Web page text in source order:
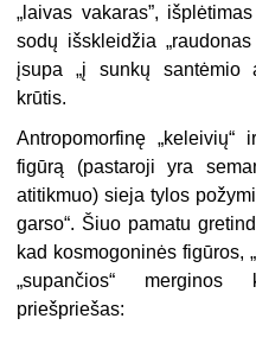
„laivas vakaras”,
sodų išskleidžia
įsupa „į sunkų santėmio
krūtis.
Antropomorfinę „keleivių“
figūrą (pastaroji yra
atitikmuo) sieja tylos
garso“. Šiuo pamatu
kad kosmogoninės fi­gūros,
„supančios“
priešpriešas: